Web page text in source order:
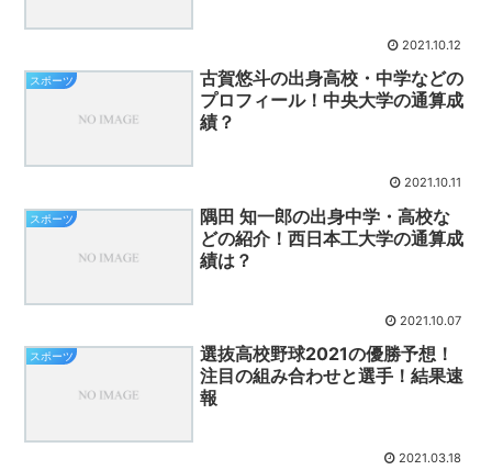
2021.10.12
スポーツ
古賀悠斗の出身高校・中学などの
プロフィール！中央大学の通算成
績？
2021.10.11
スポーツ
隅田 知一郎の出身中学・高校な
どの紹介！西日本工大学の通算成
績は？
2021.10.07
スポーツ
選抜高校野球2021の優勝予想！
注目の組み合わせと選手！結果速
報
2021.03.18